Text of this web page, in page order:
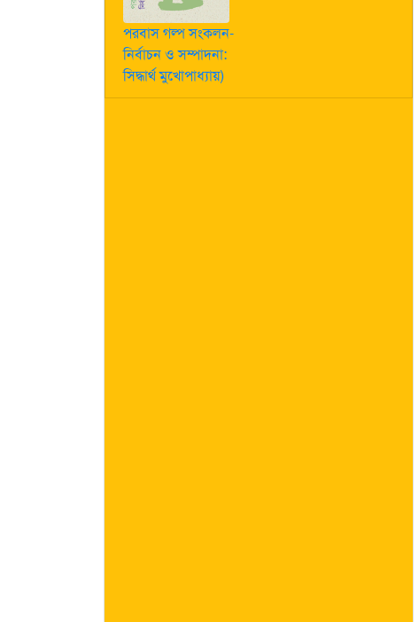
পরবাস গল্প সংকলন-
নির্বাচন ও সম্পাদনা:
সিদ্ধার্থ মুখোপাধ্যায়)